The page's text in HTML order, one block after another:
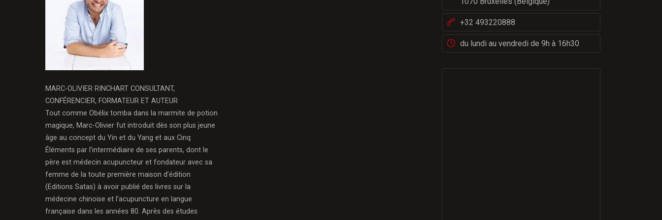
MARC-OLIVIER RINCHART CONSULTANT,
CONFÉRENCIER, FORMATEUR ET AUTEUR
Tout comme Obélix tomba dans la marmite de potion
magique, Marc-Olivier fut introduit dès son plus jeune
âge au concept du Yin et du Yang et aux Cinq
Éléments par l’intermédiaire de ses parents, dont le
père est médecin acupuncteur et fondateur avec sa
femme de la toute première maison d’édition
(Editions Satas) à avoir publié des livres sur la
médecine chinoise et l’acupuncture en langue
française dans les années 80. Après des études
+32 493220888
du lundi au vendredi de 9h à 16h30